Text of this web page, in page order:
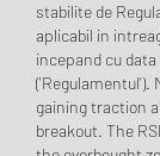
stabilite de
aplicabil in
incepand cu data
('Regulamentul').
gaining traction
breakout. The